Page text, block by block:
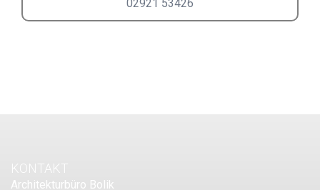
02921 53426
KONTAKT
Architekturbüro Bolik